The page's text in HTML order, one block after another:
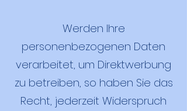
Werden Ihre
personenbezogenen Daten
verarbeitet, um Direktwerbung
zu betreiben, so haben Sie das
Recht, jederzeit Widerspruch